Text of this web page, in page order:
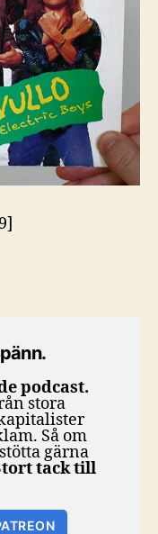
podcast.
stora
Så om
gärna
tack till